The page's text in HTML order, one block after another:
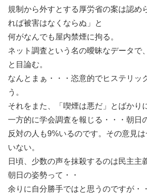
規制から外すとする厚労省の案は認め
れば被害はなくならぬ」と
何がなんでも屋内禁煙に拘る。
ネット調査という名の曖昧なデータで
と目論む。
なんとまぁ・・・恣意的でヒステリッ
う。
それをまた、「喫煙は悪だ」とばかり
一方的に学会調査を報じる・・・朝日
反対の人も9%いるのです。その意見
いない。
日頃、少数の声を抹殺するのは民主主
朝日の姿勢って・・
余りに自分勝手ではと思うのですが・